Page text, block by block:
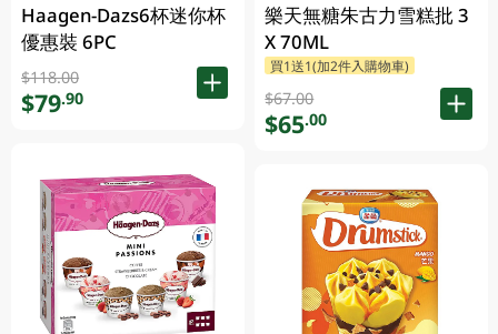
Haagen-Dazs6杯迷你杯
優惠裝 6PC
$118.00
$79.90
樂天無糖朱古力雪糕批 3
X 70ML
買1送1(加2件入購物車)
$67.00
$65.00